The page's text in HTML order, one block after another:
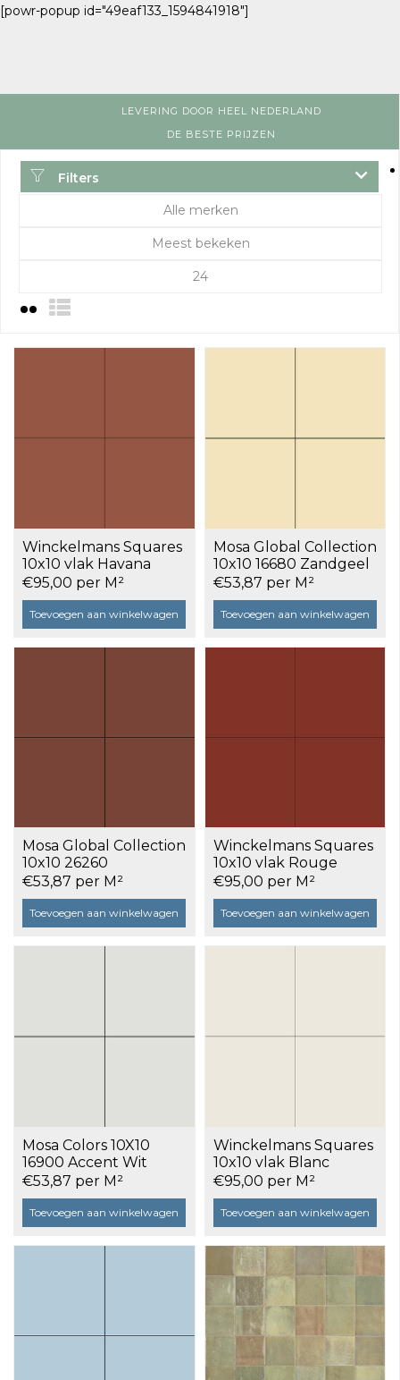
[powr-popup id="49eaf133_1594841918"]
LEVERING DOOR HEEL NEDERLAND
DE BESTE PRIJZEN
Filters
Alle merken
Meest bekeken
24
Winckelmans Squares
10x10 vlak Havana
(HAV), 9 mm dik a 0,5
m²
€95,00 per M²
Toevoegen aan winkelwagen
Mosa Global Collection
10x10 16680 Zandgeel
glans a 0,5 m²
€53,87 per M²
Toevoegen aan winkelwagen
Mosa Global Collection
10x10 26260
Siennarood glans a 0,5
m²
€53,87 per M²
Toevoegen aan winkelwagen
Winckelmans Squares
10x10 vlak Rouge
(ROU), 9 mm dik a 0,5
m²
€95,00 per M²
Toevoegen aan winkelwagen
Mosa Colors 10X10
16900 Accent Wit
Glans a 0,5 m²
€53,87 per M²
Toevoegen aan winkelwagen
Winckelmans Squares
10x10 vlak Blanc
(BAU), 9 mm dik a 0,5
m²
€95,00 per M²
Toevoegen aan winkelwagen